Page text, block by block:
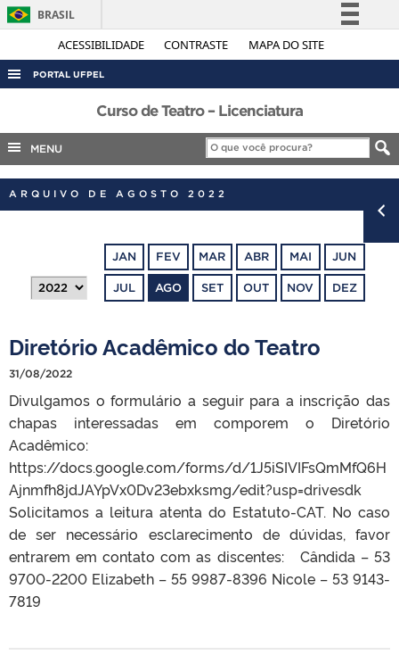
ACESSIBILIDADE CONTRASTE MAPA DO SITE
BRASIL
Simplifique!
Legislação
Canais
PORTAL UFPEL
ACESSO À INFORMAÇÃO
AUDITORIA
COBALTO
CONCURSOS
OUVIDORIA
TELEFONES
Curso de Teatro – Licenciatura
MENU
ARQUIVO DE AGOSTO 2022
JAN FEV MAR ABR MAI JUN
JUL AGO SET OUT NOV DEZ
Diretório Acadêmico do Teatro
31/08/2022
Divulgamos o formulário a seguir para a inscrição das
chapas interessadas em comporem o Diretório
Acadêmico:
https://docs.google.com/forms/d/1J5iSIVIFsQmMfQ6H
Ajnmfh8jdJAYpVx0Dv23ebxksmg/edit?usp=drivesdk
Solicitamos a leitura atenta do Estatuto-CAT. No caso
de ser necessário esclarecimento de dúvidas, favor
entrarem em contato com as discentes: Cândida – 53
9700-2200 Elizabeth – 55 9987-8396 Nicole – 53 9143-
7819